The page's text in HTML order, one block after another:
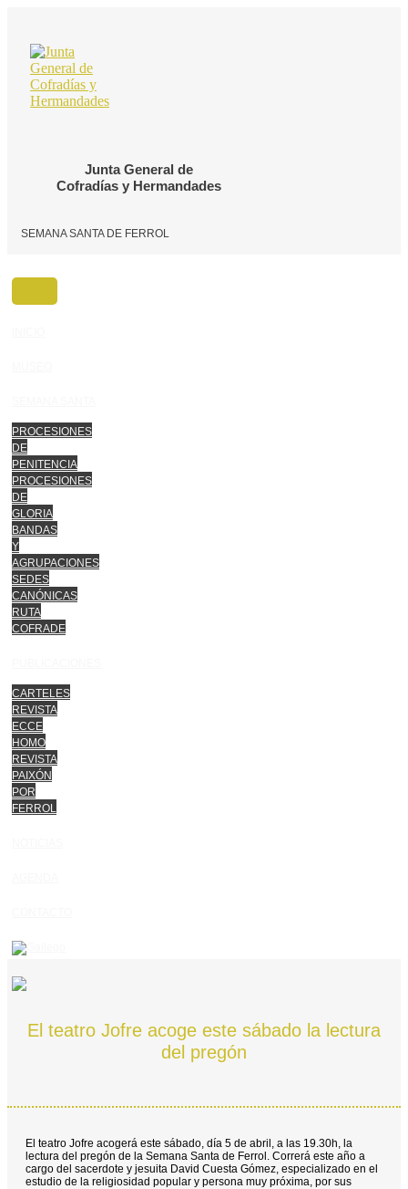
contenido
Junta General de
Cofradías y Hermandades
SEMANA SANTA DE FERROL
PROCESIONES
DE
PENITENCIA
PROCESIONES
DE
GLORIA
BANDAS
Y
AGRUPACIONES
SEDES
CANÓNICAS
RUTA
COFRADE
CARTELES
REVISTA
ECCE
HOMO
REVISTA
PAIXÓN
POR
FERROL
El teatro Jofre acoge este sábado la lectura
del pregón
El teatro Jofre acogerá este sábado, día 5 de abril, a las 19.30h, la
lectura del pregón de la Semana Santa de Ferrol. Correrá este año a
cargo del sacerdote y jesuita David Cuesta Gómez, especializado en el
estudio de la religiosidad popular y persona muy próxima, por sus